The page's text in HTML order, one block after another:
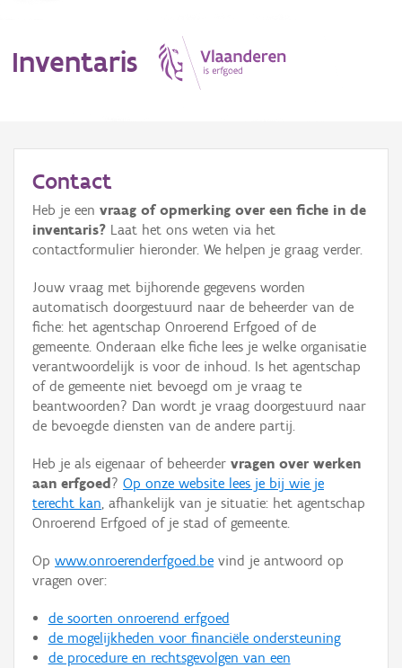
Inventaris
Erfgoedobject
Aanduidingsobject
Waarneming
Thema
Gebeurtenis
Persoon of collectief
Hergebruik
Aanmelden
Contact
Heb je een vraag of opmerking over een fiche in de
inventaris? Laat het ons weten via het
contactformulier hieronder. We helpen je graag verder.
Jouw vraag met bijhorende gegevens worden
automatisch doorgestuurd naar de beheerder van de
fiche: het agentschap Onroerend Erfgoed of de
gemeente. Onderaan elke fiche lees je welke organisatie
verantwoordelijk is voor de inhoud. Is het agentschap
of de gemeente niet bevoegd om je vraag te
beantwoorden? Dan wordt je vraag doorgestuurd naar
de bevoegde diensten van de andere partij.
Heb je als eigenaar of beheerder vragen over werken
aan erfgoed ? Op onze website lees je bij wie je
terecht kan, afhankelijk van je situatie: het agentschap
Onroerend Erfgoed of je stad of gemeente.
Op www.onroerenderfgoed.be vind je antwoord op
vragen over:
de soorten onroerend erfgoed
de mogelijkheden voor financiële ondersteuning
de procedure en rechtsgevolgen van een